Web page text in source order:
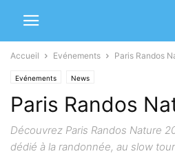
Accueil Evénements Paris Randos
Evénements News
Paris Randos
Découvrez Paris Randos Nature
dédié à la randonnée, au slow